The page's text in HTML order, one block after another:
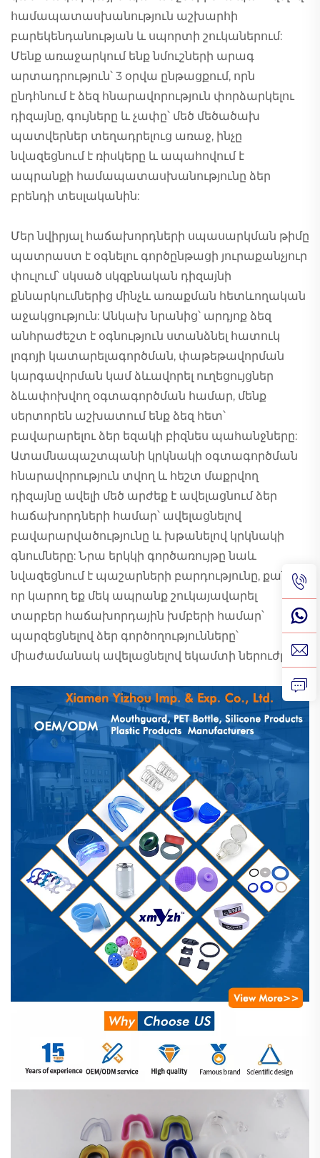
համապատասխանություն աշխարհի
բարեկենդանության և սպորտի շուկաներում:
Մենք առաջարկում ենք նմուշների արագ
արտադրություն՝ 3 օրվա ընթացքում, որն
ընդհնում է ձեզ հնարավորություն փորձարկելու
դիզայնը, գույները և չափը՝ մեծ մեծածախ
պատվերներ տեղադրելուց առաջ, ինչը
նվազեցնում է ռիսկերը և ապահովում է
ապրանքի համապատասխանությունը ձեր
բրենդի տեսլականին:
Մեր նվիրյալ հաճախորդների սպասարկման թիմը
պատրաստ է օգնելու գործընթացի յուրաքանչյուր
փուլում՝ սկսած սկզբնական դիզայնի
քննարկումներից մինչև առաքման հետևողական
աջակցություն: Անկախ նրանից՝ արդյոք ձեզ
անհրաժեշտ է օգնություն ստանձնել հատուկ
լոգոյի կատարելագործման, փաթեթավորման
կարգավորման կամ ձևավորել ուղեցույցներ
ձևափոխվող օգտագործման համար, մենք
սերտորեն աշխատում ենք ձեզ հետ՝
բավարարելու ձեր եզակի բիզնես պահանջները:
Ատամնապաշտպանի կրկնակի օգտագործման
հնարավորություն տվող և հեշտ մաքրվող
դիզայնը ավելի մեծ արժեք է ավելացնում ձեր
հաճախորդների համար՝ ավելացնելով
բավարարվածությունը և խթանելով կրկնակի
գնումները: Նրա երկկի գործառույթը նաև
նվազեցնում է պաշարների բարդությունը, քանի
որ կարող եք մեկ ապրանք շուկայավարել
տարբեր հաճախորդային խմբերի համար՝
պարզեցնելով ձեր գործողությունները՝
միաժամանակ ավելացնելով եկամտի ներուժը: